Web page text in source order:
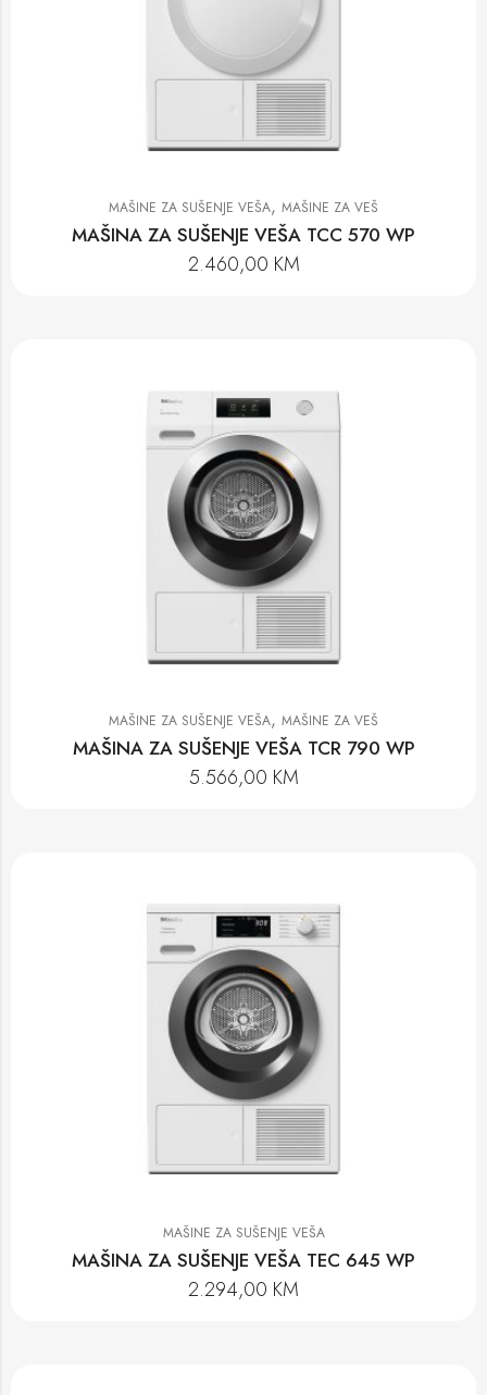
MAŠINE ZA SUŠENJE VEŠA, MAŠINE ZA VEŠ
MAŠINA ZA SUŠENJE VEŠA TCC 570 WP
2.460,00 KM
MAŠINE ZA SUŠENJE VEŠA, MAŠINE ZA VEŠ
MAŠINA ZA SUŠENJE VEŠA TCR 790 WP
5.566,00 KM
MAŠINE ZA SUŠENJE VEŠA
MAŠINA ZA SUŠENJE VEŠA TEC 645 WP
2.294,00 KM